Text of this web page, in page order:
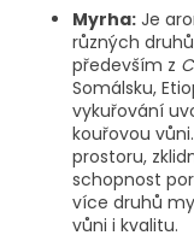
Myrha: Je
různých
především z
Somálsku,
vykuřování
kouřovou
prostoru,
schopnost
více druhů
vůni i kvalitu.